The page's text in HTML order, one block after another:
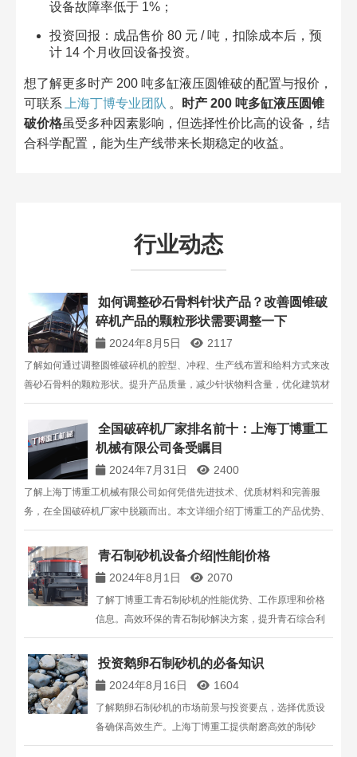
设备故障率低于 1%；​
投资回报：成品售价 80 元 / 吨，扣除成本后，预
计 14 个月收回设备投资。​
想了解更多时产 200 吨多缸液压圆锥破的配置与报价，
可联系
上海丁博专业团队 。
时产 200 吨多缸液压圆锥
破价格虽受多种因素影响，但选择性价比高的设备，结
合科学配置，能为生产线带来长期稳定的收益。​
行业动态
如何调整砂石骨料针状产品？改善圆锥破
碎机产品的颗粒形状需要调整一下
2024年8月5日 2117
了解如何通过调整圆锥破碎机的腔型、冲程、生产线布置和给料方式来改
善砂石骨料的颗粒形状。提升产品质量，减少针状物料含量，优化建筑材
料性能。
全国破碎机厂家排名前十：上海丁博重工
机械有限公司备受瞩目
2024年7月31日 2400
了解上海丁博重工机械有限公司如何凭借先进技术、优质材料和完善服
务，在全国破碎机厂家中脱颖而出。本文详细介绍丁博重工的产品优势、
应用领域及行业地位，为您提供选择高品质破碎机的有力参考。
青石制砂机设备介绍|性能|价格
2024年8月1日 2070
了解丁博重工青石制砂机的性能优势、工作原理和价格
信息。高效环保的青石制砂解决方案，提升青石综合利
用率。点击查看详细介绍！
投资鹅卵石制砂机的必备知识
2024年8月16日 1604
了解鹅卵石制砂机的市场前景与投资要点，选择优质设
备确保高效生产。上海丁博重工提供耐磨高效的制砂
机，助力砂石骨料生产。